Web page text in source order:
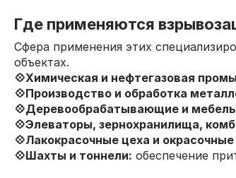
Где применяются
Сфера применения этих
объектах.
💠Химическая и нефтегазовая
💠Производство и обработка
💠Деревообрабатывающие и
💠Элеваторы, зернохранилища,
💠Лакокрасочные цеха и
💠Шахты и тоннели: обеспечение